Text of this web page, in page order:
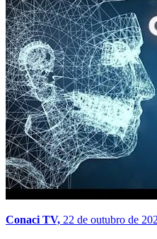
Conaci TV, 22 de outubro de